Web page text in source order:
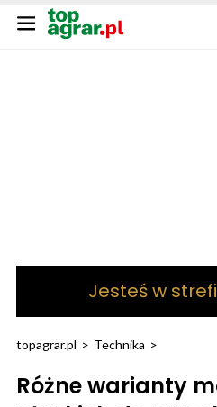
Jesteś w
topagrar.pl > Technika >
Różne warianty